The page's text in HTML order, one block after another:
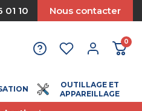
01 10 Nous contacter
0
OUTILLAGE ET
APPAREILLAGE